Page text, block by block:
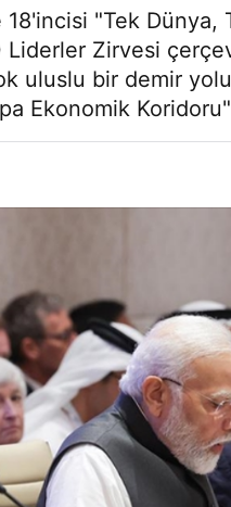
"Tek Dünya,
Liderler Zirvesi
uluslu bir demir
Ekonomik Koridoru"